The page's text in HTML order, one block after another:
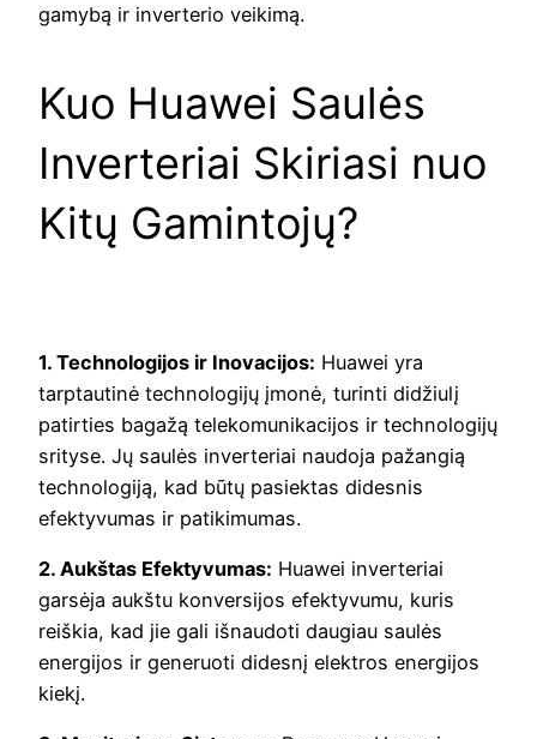
gamybą ir inverterio veikimą.
Kuo Huawei Saulės
Inverteriai Skiriasi nuo
Kitų Gamintojų?
1. Technologijos ir Inovacijos: Huawei yra
tarptautinė technologijų įmonė, turinti didžiulį
patirties bagažą telekomunikacijos ir technologijų
srityse. Jų saulės inverteriai naudoja pažangią
technologiją, kad būtų pasiektas didesnis
efektyvumas ir patikimumas.
2. Aukštas Efektyvumas: Huawei inverteriai
garsėja aukštu konversijos efektyvumu, kuris
reiškia, kad jie gali išnaudoti daugiau saulės
energijos ir generuoti didesnį elektros energijos
kiekį.